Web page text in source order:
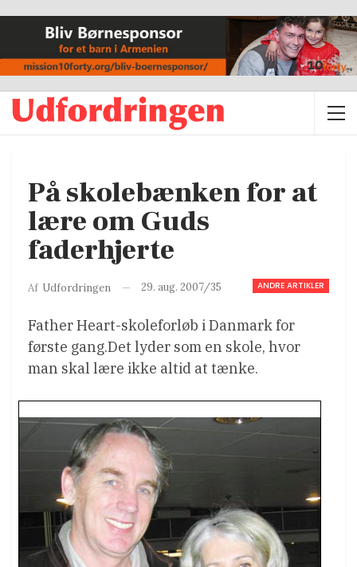
På skolebænken for at
lære om Guds
faderhjerte
ANDRE ARTIKLER
Af Udfordringen 29. aug. 2007/35
Father Heart-skoleforløb i Danmark for
første gang.Det lyder som en skole, hvor
man skal lære ikke altid at tænke.